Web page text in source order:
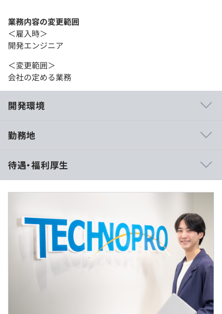
業務内容の変更範囲
＜雇入時＞
開発エンジニア
＜変更範囲＞
会社の定める業務
開発環境
スキルを成長させ続けています。
そのため、顧客先からの評価も高く、重要性の高いプロジ
ェクト案件を獲得しやすい状況にあります。
・オンラインサービスの開発／運用
勤務地
待遇・福利厚生
・月給：237,000円～312,000円（残業代と賞与は別途支
・固定残業有無：なし
・昇給：年1回